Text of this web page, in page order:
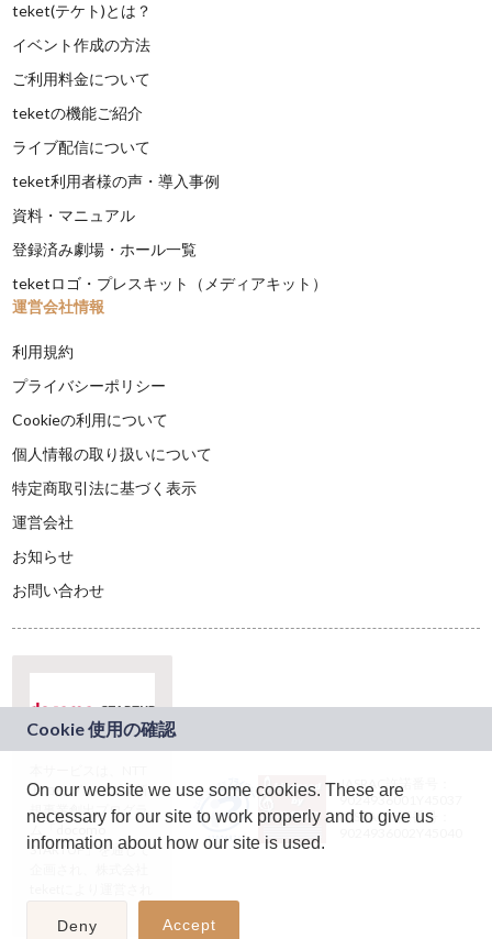
teket(テケト)とは？
イベント作成の方法
ご利用料金について
teketの機能ご紹介
ライブ配信について
teket利用者様の声・導入事例
資料・マニュアル
登録済み劇場・ホール一覧
teketロゴ・プレスキット（メディアキット）
運営会社情報
利用規約
プライバシーポリシー
Cookieの利用について
個人情報の取り扱いについて
特定商取引法に基づく表示
運営会社
お知らせ
お問い合わせ
ドコモグループの新
規事業創出プログラ
ム「docomo
STARTUP」を通じて
JASRAC許諾番号：
9024936001Y45037
JASRAC許諾番号：
On our website we use some cookies. These are
necessary for our site to work properly and to give us
information about how our site is used.
Deny Accept